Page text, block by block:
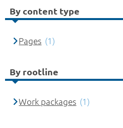
By content type
Pages (1)
By rootline
Work packages (1)